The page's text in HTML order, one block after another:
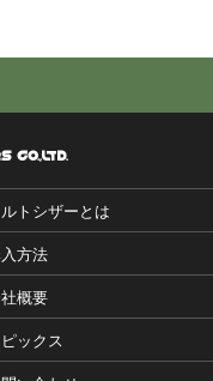
トシザーとは
方法
概要
ピックス